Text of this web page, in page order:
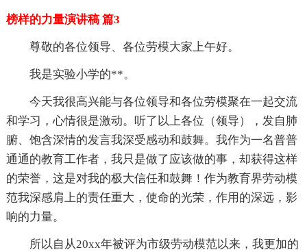
榜样的力量演讲稿 篇3
尊敬的各位领导、各位劳模大家上午好。
我是实验小学的**。
今天我很高兴能与各位领导和各位劳模聚在一起交流
和学习，心情很是激动。听了以上各位（领导），发自肺
腑、饱含深情的发言我深受感动和鼓舞。我作为一名普普
通通的教育工作者，我只是做了应该做的事，却获得这样
的荣誉，这是对我的极大信任和鼓舞！作为教育界劳动模
范我深感肩上的责任重大，使命的光荣，作用的深远，影
响的力量。
所以自从20xx年被评为市级劳动模范以来，我更加的